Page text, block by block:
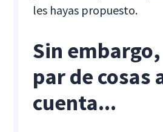
les hayas propuesto.
Sin
par de cosas
cuenta...